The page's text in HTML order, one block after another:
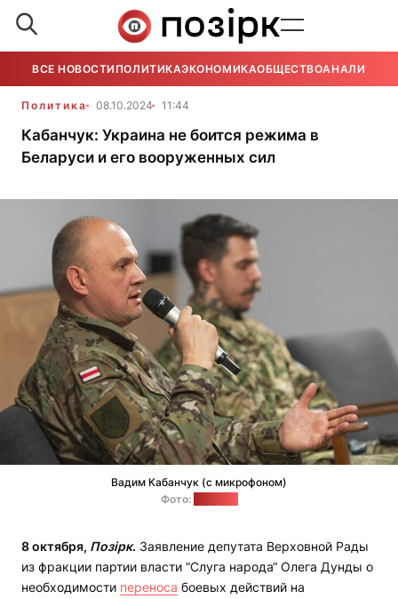
ВСЕ НОВОСТИ ПОЛИТИКАЭКОНОМИКАОБЩЕСТВОАНАЛИТИКА
Политика 08.10.2024 11:44
Кабанчук: Украина не боится режима в
Беларуси и его вооруженных сил
Вадим Кабанчук (с микрофоном)
Фото:
8 октября, Позірк. Заявление депутата Верховной Рады
из фракции партии власти “Слуга народа“ Олега Дунды о
необходимости переноса боевых действий на